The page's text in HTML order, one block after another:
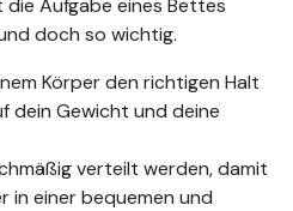
Aufgabe eines Bettes
doch so wichtig.
Körper den richtigen Halt
dein Gewicht und deine
verteilt werden, damit
in einer bequemen und